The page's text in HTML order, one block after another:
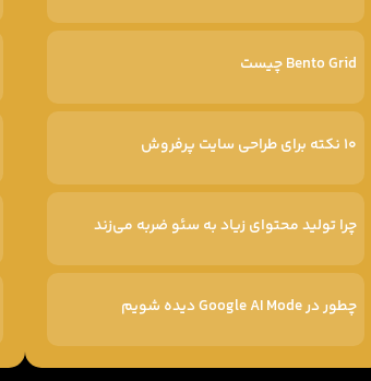
Bento Grid چیست
۱۰ نکته برای طراحی سایت پرفروش
چرا تولید محتوای زیاد به سئو ضربه می‌زند
چطور در Google AI Mode دیده شویم